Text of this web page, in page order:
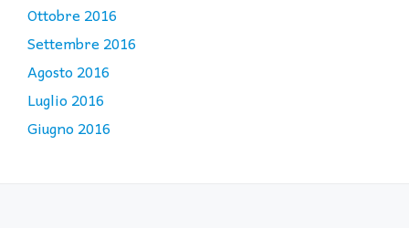
Ottobre 2016
Settembre 2016
Agosto 2016
Luglio 2016
Giugno 2016